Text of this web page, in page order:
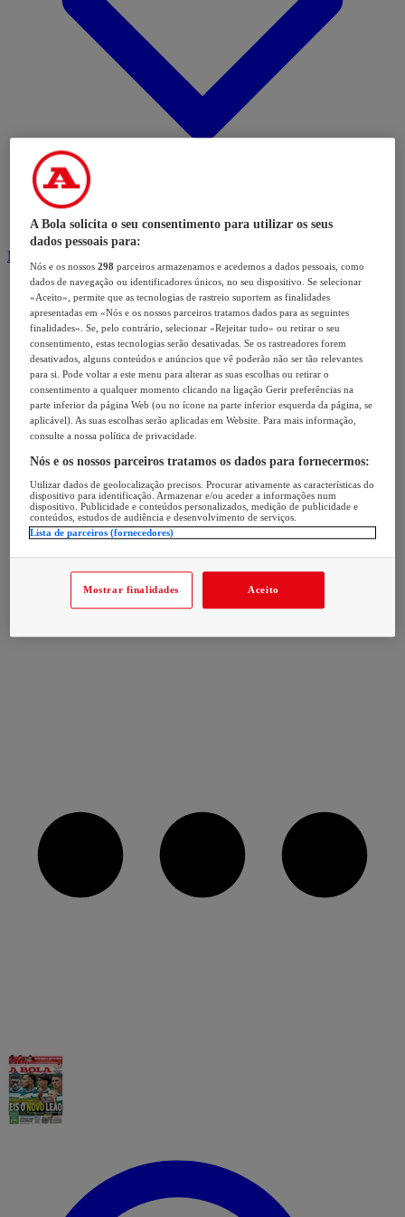
Modalidades
A Bola solicita o seu consentimento para utilizar os seus
dados pessoais para:
Nós e os nossos298 parceiros armazenamos e acedemos a dados pessoais, como
dados de navegação ou identificadores únicos, no seu dispositivo. Se selecionar
«Aceito», permite que as tecnologias de rastreio suportem as finalidades
apresentadas em «Nós e os nossos parceiros tratamos dados para as seguintes
finalidades». Se, pelo contrário, selecionar «Rejeitar tudo» ou retirar o seu
consentimento, estas tecnologias serão desativadas. Se os rastreadores forem
desativados, alguns conteúdos e anúncios que vê poderão não ser tão relevantes
para si. Pode voltar a este menu para alterar as suas escolhas ou retirar o
consentimento a qualquer momento clicando na ligação Gerir preferências na
parte inferior da página Web (ou no ícone na parte inferior esquerda da página, se
aplicável). As suas escolhas serão aplicadas em Website. Para mais informação,
consulte a nossa política de privacidade.
Nós e os nossos parceiros tratamos os dados para fornecermos:
Utilizar dados de geolocalização precisos. Procurar ativamente as características do
dispositivo para identificação. Armazenar e/ou aceder a informações num
dispositivo. Publicidade e conteúdos personalizados, medição de publicidade e
conteúdos, estudos de audiência e desenvolvimento de serviços.
Lista de parceiros (fornecedores)
Mostrar finalidades Aceito